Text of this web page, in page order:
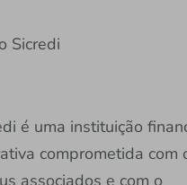
Sicredi
é uma instituição
comprometida com
associados e com o